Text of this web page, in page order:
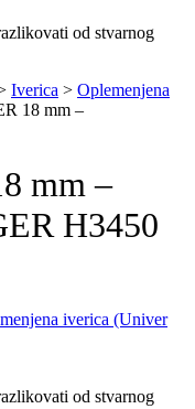
od stvarnog
Iverica > Oplemenjena
18 mm –
mm –
H3450
iverica (Univer
od stvarnog